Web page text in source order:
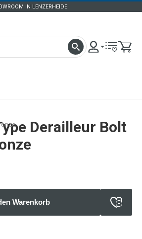
IN LENZERHEIDE
Derailleur Bolt
Warenkorb